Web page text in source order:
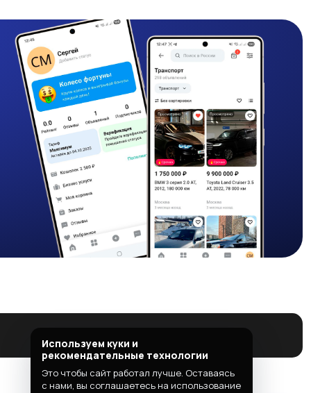
Используем куки и
рекомендательные технологии
Это чтобы сайт работал лучше. Оставаясь
с нами, вы соглашаетесь на использование